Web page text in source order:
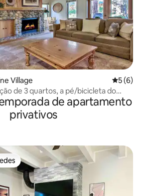
Village 5 de
5 (6)
de 3 quartos, a pé/bicicleta do
de apartamento
privativos